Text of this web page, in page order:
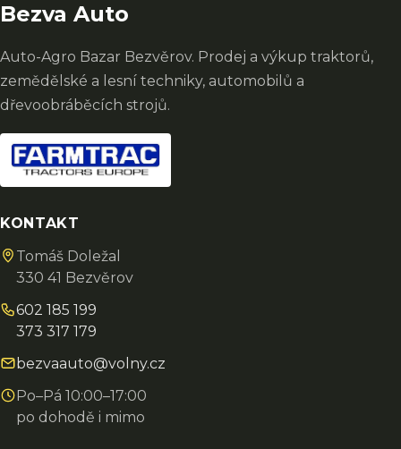
Bezva Auto
Auto-Agro Bazar Bezvěrov. Prodej a výkup traktorů,
zemědělské a lesní techniky, automobilů a
dřevoobráběcích strojů.
KONTAKT
Tomáš Doležal
330 41 Bezvěrov
602 185 199
373 317 179
bezvaauto@volny.cz
Po–Pá 10:00–17:00
po dohodě i mimo